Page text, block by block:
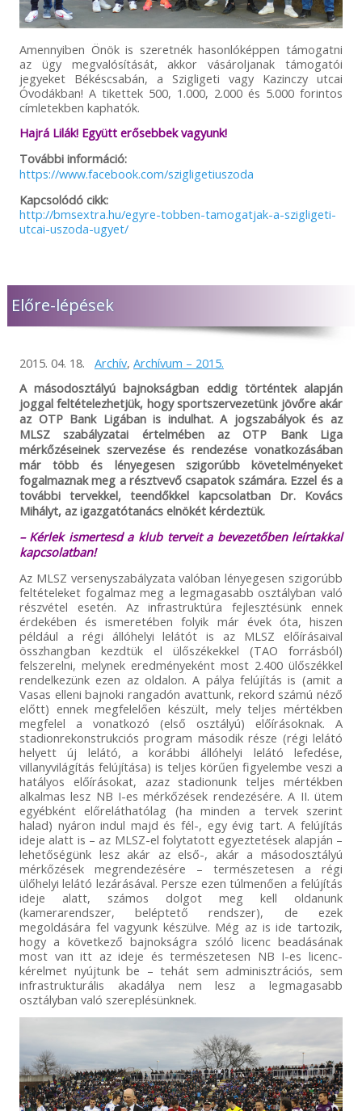
Amennyiben Önök is szeretnék hasonlóképpen támogatni
az ügy megvalósítását, akkor vásároljanak támogatói
jegyeket Békéscsabán, a Szigligeti vagy Kazinczy utcai
Óvodákban! A tikettek 500, 1.000, 2.000 és 5.000 forintos
címletekben kaphatók.
Hajrá Lilák! Együtt erősebbek vagyunk!
További információ:
https://www.facebook.com/szigligetiuszoda
Kapcsolódó cikk:
http://bmsextra.hu/egyre-tobben-tamogatjak-a-szigligeti-
utcai-uszoda-ugyet/
Előre-lépések
2015. 04. 18. Archív, Archívum – 2015.
A másodosztályú bajnokságban eddig történtek alapján
joggal feltételezhetjük, hogy sportszervezetünk jövőre akár
az OTP Bank Ligában is indulhat. A jogszabályok és az
MLSZ szabályzatai értelmében az OTP Bank Liga
mérkőzéseinek szervezése és rendezése vonatkozásában
már több és lényegesen szigorúbb követelményeket
fogalmaznak meg a résztvevő csapatok számára. Ezzel és a
további tervekkel, teendőkkel kapcsolatban Dr. Kovács
Mihályt, az igazgatótanács elnökét kérdeztük.
– Kérlek ismertesd a klub terveit a bevezetőben leírtakkal
kapcsolatban!
Az MLSZ versenyszabályzata valóban lényegesen szigorúbb
feltételeket fogalmaz meg a legmagasabb osztályban való
részvétel esetén. Az infrastruktúra fejlesztésünk ennek
érdekében és ismeretében folyik már évek óta, hiszen
például a régi állóhelyi lelátót is az MLSZ előírásaival
összhangban kezdtük el ülőszékekkel (TAO forrásból)
felszerelni, melynek eredményeként most 2.400 ülőszékkel
rendelkezünk ezen az oldalon. A pálya felújítás is (amit a
Vasas elleni bajnoki rangadón avattunk, rekord számú néző
előtt) ennek megfelelően készült, mely teljes mértékben
megfelel a vonatkozó (első osztályú) előírásoknak. A
stadionrekonstrukciós program második része (régi lelátó
helyett új lelátó, a korábbi állóhelyi lelátó lefedése,
villanyvilágítás felújítása) is teljes körűen figyelembe veszi a
hatályos előírásokat, azaz stadionunk teljes mértékben
alkalmas lesz NB I-es mérkőzések rendezésére. A II. ütem
egyébként előreláthatólag (ha minden a tervek szerint
halad) nyáron indul majd és fél-, egy évig tart. A felújítás
ideje alatt is – az MLSZ-el folytatott egyeztetések alapján –
lehetőségünk lesz akár az első-, akár a másodosztályú
mérkőzések megrendezésére – természetesen a régi
ülőhelyi lelátó lezárásával. Persze ezen túlmenően a felújítás
ideje alatt, számos dolgot meg kell oldanunk
(kamerarendszer, beléptető rendszer), de ezek
megoldására fel vagyunk készülve. Még az is ide tartozik,
hogy a következő bajnokságra szóló licenc beadásának
most van itt az ideje és természetesen NB I-es licenc-
kérelmet nyújtunk be – tehát sem adminisztrációs, sem
infrastrukturális akadálya nem lesz a legmagasabb
osztályban való szereplésünknek.